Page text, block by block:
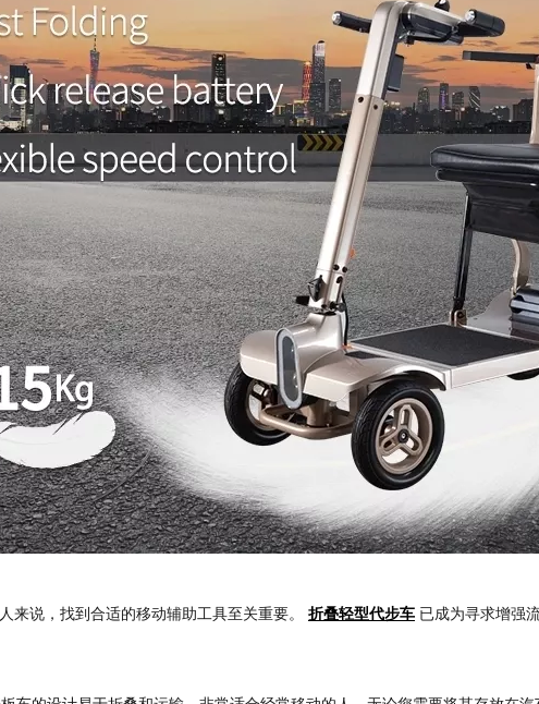
说，找到合适的移动辅助工具至关重要。 折叠轻型代步车 已成为寻求增强